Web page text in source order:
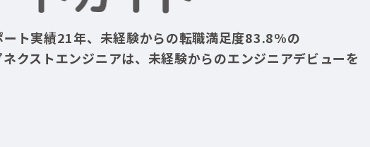
ト実績21年、 未経験からの転職満足度83.8%の
クストエンジニアは、 未経験からのエンジニアデビューを